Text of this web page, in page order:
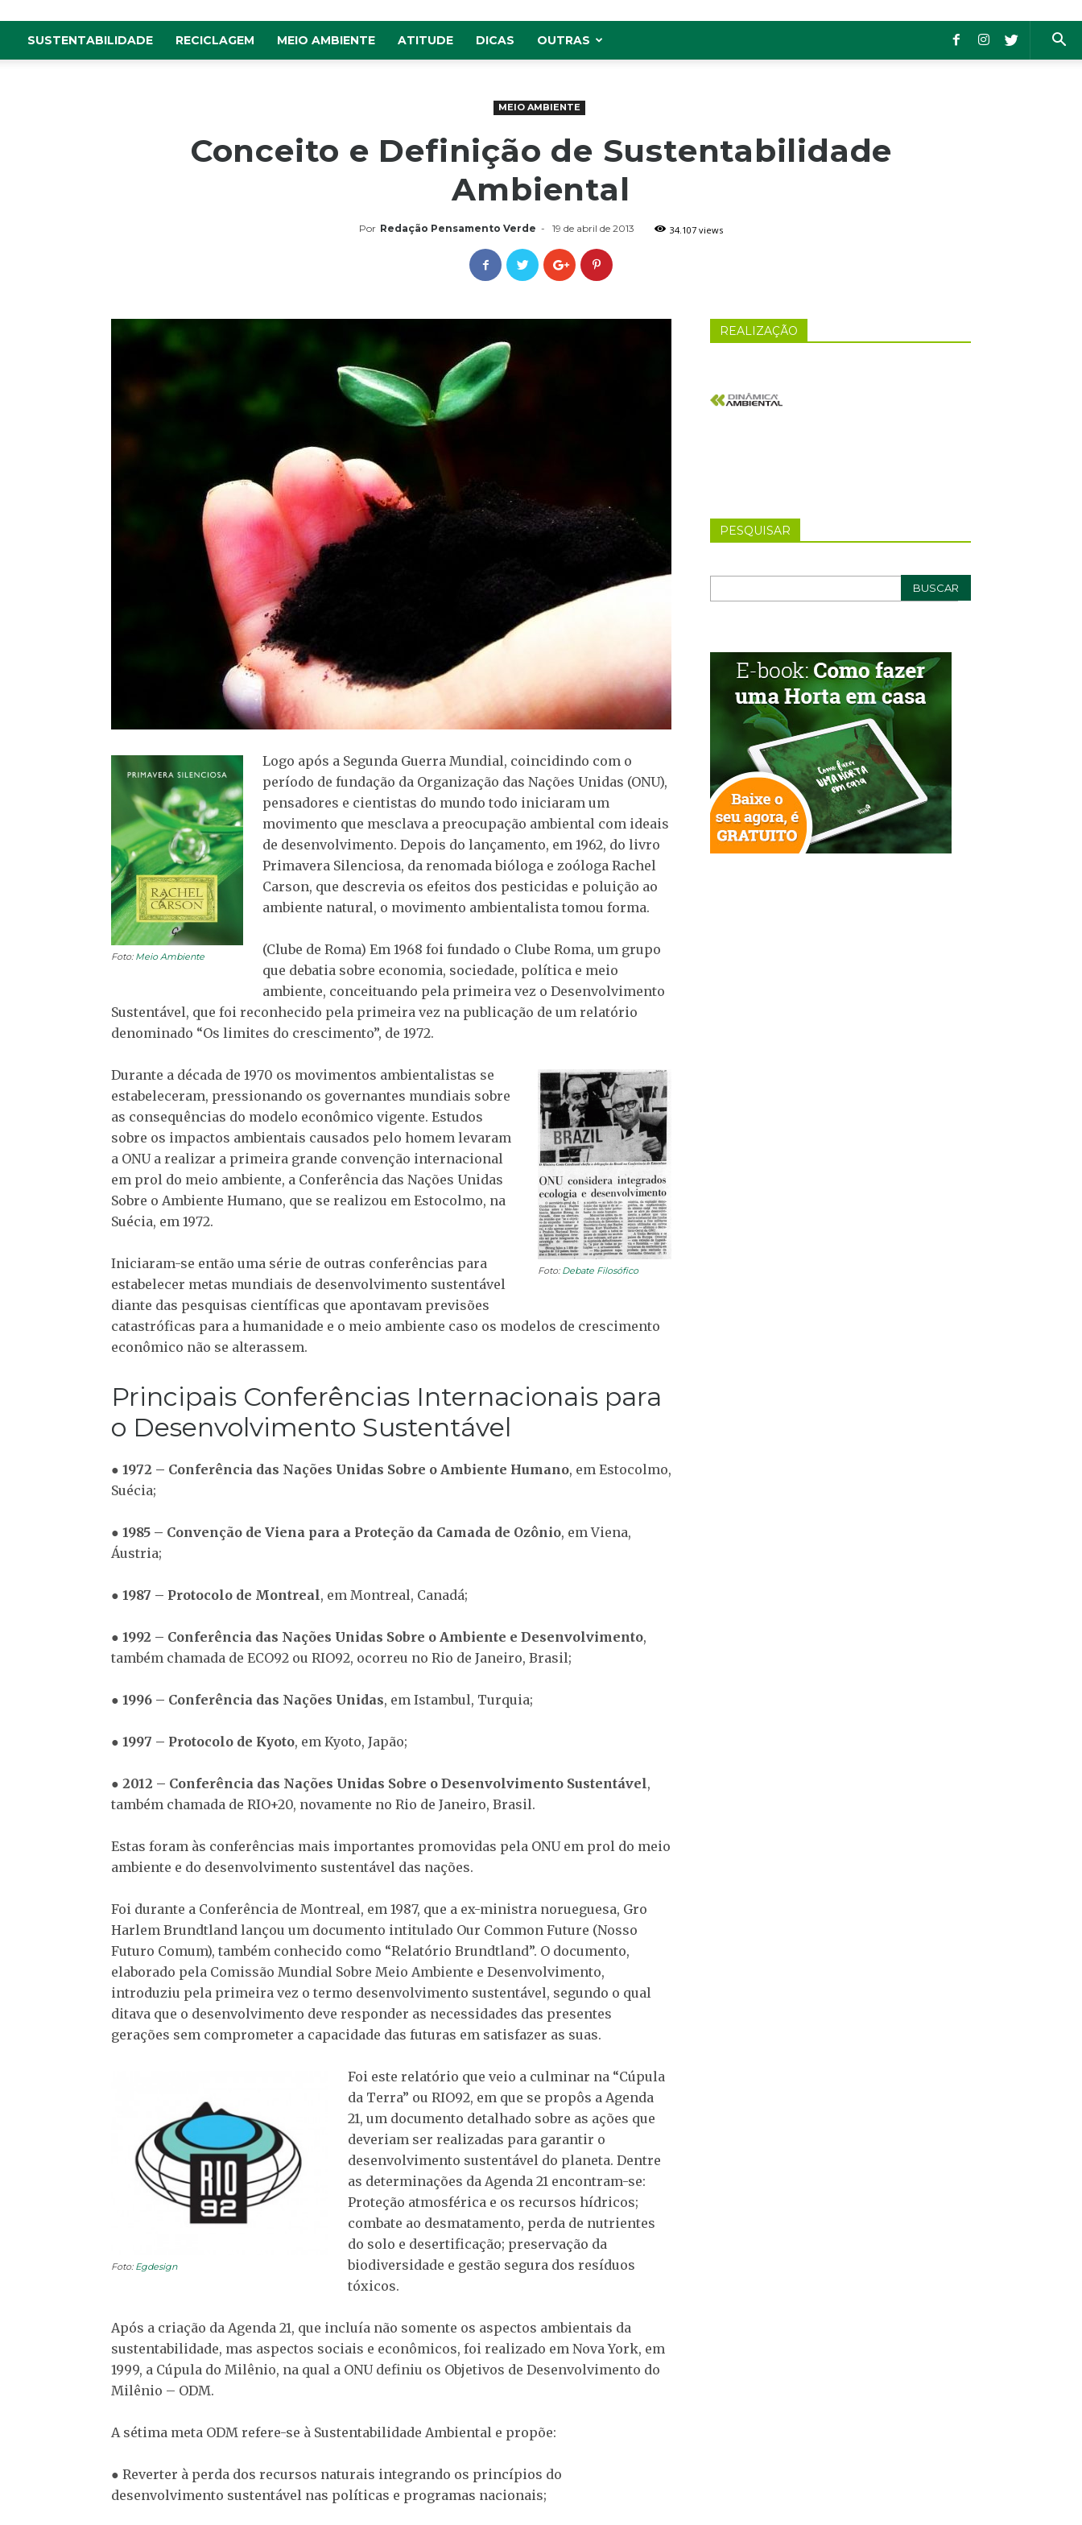
SUSTENTABILIDADE RECICLAGEM MEIO AMBIENTE ATITUDE DICAS OUTRAS
MEIO AMBIENTE
Conceito e Definição de Sustentabilidade
Ambiental
Por Redação Pensamento Verde - 19 de abril de 2013 34.107 views
Foto: Meio Ambiente
Logo após a Segunda Guerra Mundial, coincidindo com o
período de fundação da Organização das Nações Unidas (ONU),
pensadores e cientistas do mundo todo iniciaram um
movimento que mesclava a preocupação ambiental com ideais
de desenvolvimento. Depois do lançamento, em 1962, do livro
Primavera Silenciosa, da renomada bióloga e zoóloga Rachel
Carson, que descrevia os efeitos dos pesticidas e poluição ao
ambiente natural, o movimento ambientalista tomou forma.
(Clube de Roma) Em 1968 foi fundado o Clube Roma, um grupo
que debatia sobre economia, sociedade, política e meio
ambiente, conceituando pela primeira vez o Desenvolvimento
Sustentável, que foi reconhecido pela primeira vez na publicação de um relatório
denominado “Os limites do crescimento”, de 1972.
Foto: Debate Filosófico
Durante a década de 1970 os movimentos ambientalistas se
estabeleceram, pressionando os governantes mundiais sobre
as consequências do modelo econômico vigente. Estudos
sobre os impactos ambientais causados pelo homem levaram
a ONU a realizar a primeira grande convenção internacional
em prol do meio ambiente, a Conferência das Nações Unidas
Sobre o Ambiente Humano, que se realizou em Estocolmo, na
Suécia, em 1972.
Iniciaram-se então uma série de outras conferências para
estabelecer metas mundiais de desenvolvimento sustentável
diante das pesquisas científicas que apontavam previsões
catastróficas para a humanidade e o meio ambiente caso os modelos de crescimento
econômico não se alterassem.
Principais Conferências Internacionais para
o Desenvolvimento Sustentável
● 1972 – Conferência das Nações Unidas Sobre o Ambiente Humano, em Estocolmo,
Suécia;
● 1985 – Convenção de Viena para a Proteção da Camada de Ozônio, em Viena,
Áustria;
● 1987 – Protocolo de Montreal, em Montreal, Canadá;
● 1992 – Conferência das Nações Unidas Sobre o Ambiente e Desenvolvimento,
também chamada de ECO92 ou RIO92, ocorreu no Rio de Janeiro, Brasil;
● 1996 – Conferência das Nações Unidas, em Istambul, Turquia;
● 1997 – Protocolo de Kyoto, em Kyoto, Japão;
● 2012 – Conferência das Nações Unidas Sobre o Desenvolvimento Sustentável,
também chamada de RIO+20, novamente no Rio de Janeiro, Brasil.
Estas foram às conferências mais importantes promovidas pela ONU em prol do meio
ambiente e do desenvolvimento sustentável das nações.
Foi durante a Conferência de Montreal, em 1987, que a ex-ministra norueguesa, Gro
Harlem Brundtland lançou um documento intitulado Our Common Future (Nosso
Futuro Comum), também conhecido como “Relatório Brundtland”. O documento,
elaborado pela Comissão Mundial Sobre Meio Ambiente e Desenvolvimento,
introduziu pela primeira vez o termo desenvolvimento sustentável, segundo o qual
ditava que o desenvolvimento deve responder as necessidades das presentes
gerações sem comprometer a capacidade das futuras em satisfazer as suas.
Foto: Egdesign
Foi este relatório que veio a culminar na “Cúpula
da Terra” ou RIO92, em que se propôs a Agenda
21, um documento detalhado sobre as ações que
deveriam ser realizadas para garantir o
desenvolvimento sustentável do planeta. Dentre
as determinações da Agenda 21 encontram-se:
Proteção atmosférica e os recursos hídricos;
combate ao desmatamento, perda de nutrientes
do solo e desertificação; preservação da
biodiversidade e gestão segura dos resíduos
tóxicos.
Após a criação da Agenda 21, que incluía não somente os aspectos ambientais da
sustentabilidade, mas aspectos sociais e econômicos, foi realizado em Nova York, em
1999, a Cúpula do Milênio, na qual a ONU definiu os Objetivos de Desenvolvimento do
Milênio – ODM.
A sétima meta ODM refere-se à Sustentabilidade Ambiental e propõe:
● Reverter à perda dos recursos naturais integrando os princípios do
desenvolvimento sustentável nas políticas e programas nacionais;
REALIZAÇÃO
PESQUISAR